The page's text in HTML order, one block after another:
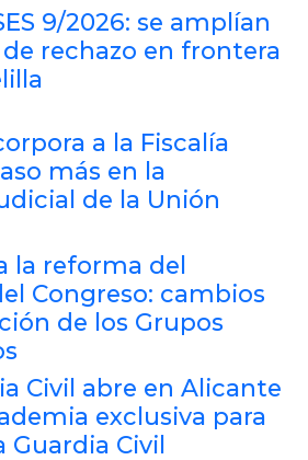
9/2026: se amplían
rechazo en frontera
a la Fiscalía
más en la
de la Unión
la reforma del
Congreso: cambios
de los Grupos
Civil abre en Alicante
exclusiva para
Guardia Civil